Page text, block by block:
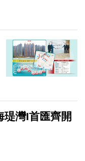
瑅灣I首匯齊開